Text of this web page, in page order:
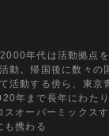
年代は活動拠点
。帰国後に数々の
活動する傍ら、東京
年まで長年にわた
オーバーミックス
も携わる